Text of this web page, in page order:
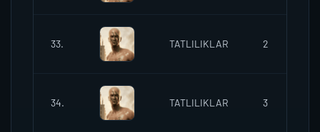
33. TATLILIKLAR 2
34. TATLILIKLAR 3